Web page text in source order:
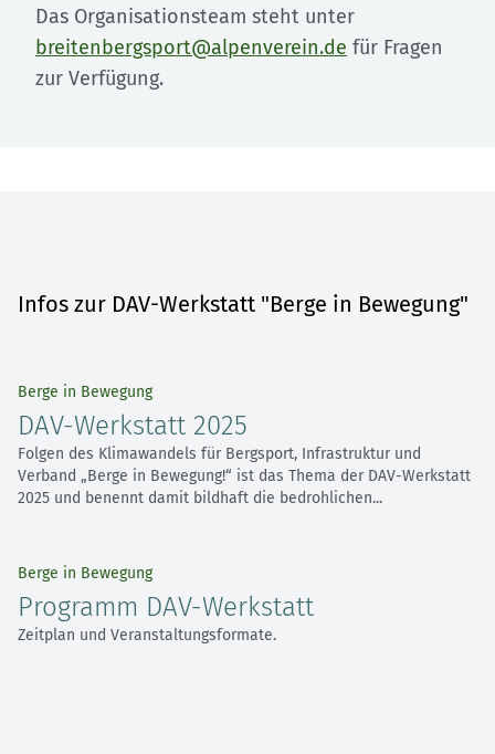
Das Organisationsteam steht unter
breitenbergsport@alpenverein.de für Fragen
zur Verfügung.
Infos zur DAV-Werkstatt "Berge in Bewegung"
Berge in Bewegung
DAV-Werkstatt 2025
Folgen des Klimawandels für Bergsport, Infrastruktur und
Verband „Berge in Bewegung!“ ist das Thema der DAV-Werkstatt
2025 und benennt damit bildhaft die bedrohlichen...
Berge in Bewegung
Programm DAV-Werkstatt
Zeitplan und Veranstaltungsformate.